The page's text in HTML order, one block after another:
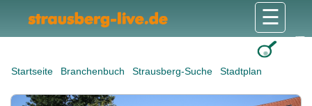
Startseite Branchenbuch Strausberg-Suche Stadtplan
☰